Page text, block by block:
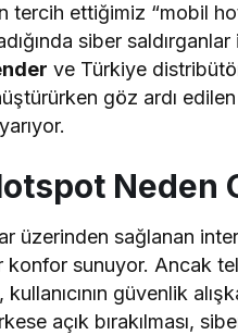
tercih ettiğimiz “mobil
siber
ve Türkiye
göz ardı
Neden
üzerinden sağlanan
konfor sunuyor. Ancak
kullanıcının güvenlik
açık bırakılması,